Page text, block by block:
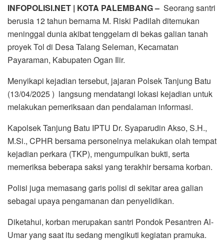
INFOPOLISI.NET | KOTA PALEMBANG – Seorang santri
berusia 12 tahun bernama M. Riski Padilah ditemukan
meninggal dunia akibat tenggelam di bekas galian tanah
proyek Tol di Desa Talang Seleman, Kecamatan
Payaraman, Kabupaten Ogan Ilir.
Menyikapi kejadian tersebut, jajaran Polsek Tanjung Batu
(13/04/2025 ) langsung mendatangi lokasi kejadian untuk
melakukan pemeriksaan dan pendalaman informasi.
Kapolsek Tanjung Batu IPTU Dr. Syaparudin Akso, S.H.,
M.Si., CPHR bersama personelnya melakukan olah tempat
kejadian perkara (TKP), mengumpulkan bukti, serta
memeriksa beberapa saksi yang terakhir bersama korban.
Polisi juga memasang garis polisi di sekitar area galian
sebagai upaya pengamanan dan penyelidikan.
Diketahui, korban merupakan santri Pondok Pesantren Al-
Umar yang saat itu sedang mengikuti kegiatan pramuka.